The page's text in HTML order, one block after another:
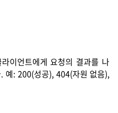
이언트에게 요청의 결과를 나
예: 200(성공), 404(자원 없음),